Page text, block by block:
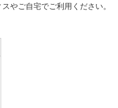
やご自宅でご利用ください。